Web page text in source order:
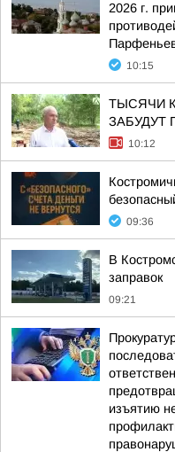
2026 г.
10:15
ТЫСЯЧИ
ЗАБУДУТ
10:12
09:36
В
заправок
09:21
изъятию